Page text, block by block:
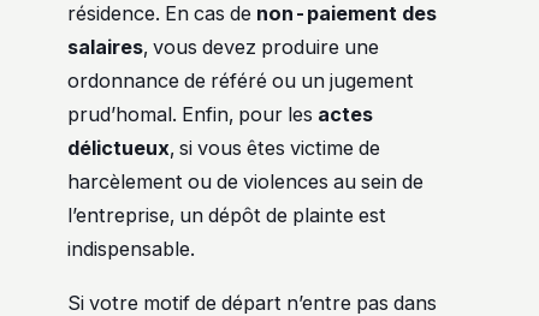
résidence. En cas de non-paiement des
salaires, vous devez produire une
ordonnance de référé ou un jugement
prud’homal. Enfin, pour les actes
délictueux, si vous êtes victime de
harcèlement ou de violences au sein de
l’entreprise, un dépôt de plainte est
indispensable.
Si votre motif de départ n’entre pas dans